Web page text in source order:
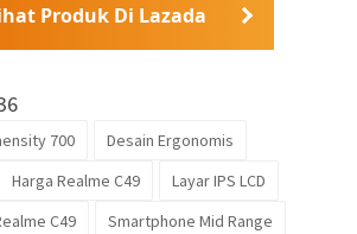
Produk Di Lazada
700
Desain Ergonomis
Harga Realme C49
Layar IPS LCD
C49
Smartphone Mid Range